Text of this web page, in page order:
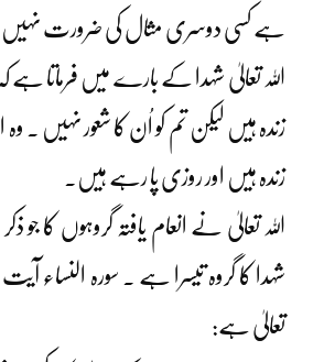
ہے کسی دوسری مثال کی ضرورت
اللہ تعالیٰ شہدا کے بارے میں فرماتا ہے کہ
زندہ ہیں لیکن تم کو اُن کا شعور نہیں
زندہ ہیں اور روزی پا رہے ہیں۔
اللہ تعالیٰ نے انعام یافتہ گروہوں کا جو
تعالیٰ ہے: